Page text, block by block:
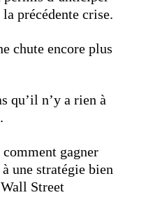
la précédente crise.
chute encore plus
qu’il n’y a rien à
gagner
une stratégie bien
Street